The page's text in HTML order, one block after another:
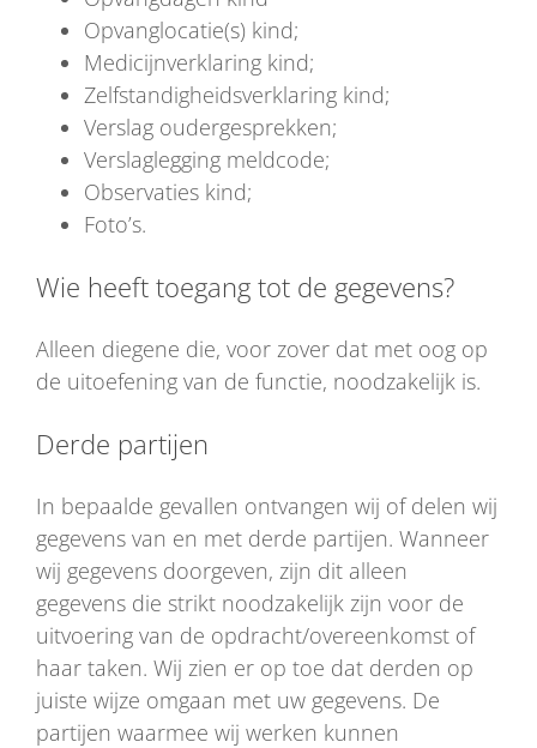
Opvanglocatie(s) kind;
Medicijnverklaring kind;
Zelfstandigheidsverklaring kind;
Verslag oudergesprekken;
Verslaglegging meldcode;
Observaties kind;
Foto’s.
Wie heeft toegang tot de gegevens?
Alleen diegene die, voor zover dat met oog op
de uitoefening van de functie, noodzakelijk is.
Derde partijen
In bepaalde gevallen ontvangen wij of delen wij
gegevens van en met derde partijen. Wanneer
wij gegevens doorgeven, zijn dit alleen
gegevens die strikt noodzakelijk zijn voor de
uitvoering van de opdracht/overeenkomst of
haar taken. Wij zien er op toe dat derden op
juiste wijze omgaan met uw gegevens. De
partijen waarmee wij werken kunnen